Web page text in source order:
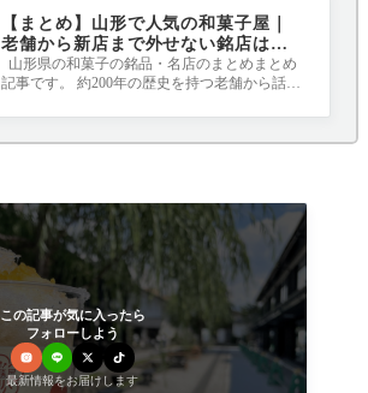
【まとめ】山形で人気の和菓子屋｜
老舗から新店まで外せない銘店はこ
こ！！！
山形県の和菓子の銘品・名店のまとめまとめ
記事です。 約200年の歴史を持つ老舗から話題
この記事が気に入ったら
フォローしよう
最新情報をお届けします